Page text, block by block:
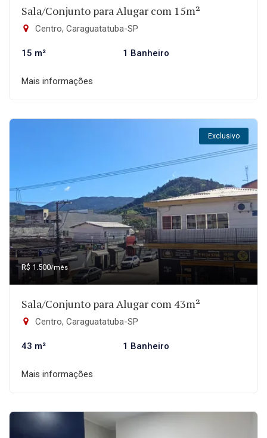
Sala/Conjunto para Alugar com 15m²
Centro, Caraguatatuba-SP
15 m² 1 Banheiro
Mais informações
Exclusivo
R$ 1.500/mês
Sala/Conjunto para Alugar com 43m²
Centro, Caraguatatuba-SP
43 m² 1 Banheiro
Mais informações